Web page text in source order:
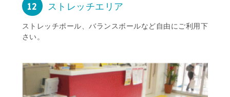
12 ストレッチエリア
ストレッチポール、バランスボールなど自由にご利用下
さい。